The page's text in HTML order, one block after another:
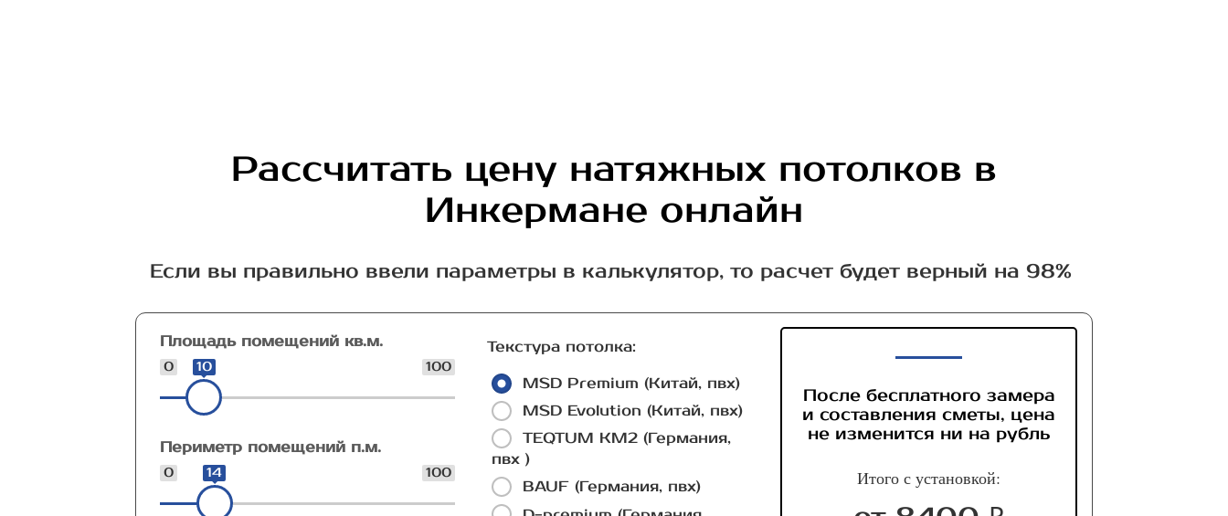
Рассчитать цену натяжных потолков в
Инкермане онлайн
Если вы правильно ввели параметры в калькулятор, то расчет будет верный на 98%
Площадь помещений кв.м.
0 100
10
Периметр помещений п.м.
0 100
14
Текстура потолка:
MSD Premium (Китай, пвх)
MSD Evolution (Китай, пвх)
TEQTUM КМ2 (Германия,
пвх )
BAUF (Германия, пвх)
После бесплатного замера
и составления сметы, цена
не изменится ни на рубль
Итого с установкой: